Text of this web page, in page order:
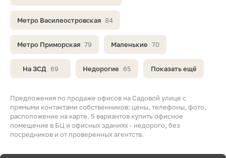
Предложения по продаже офисов на Садовой улице с
прямыми контактами собственников: цены, телефоны, фото,
расположение на карте. 5 вариантов купить офисное
помещение в БЦ и офисных зданиях - недорого, без
посредников и от проверенных агентств.
Метро Василеостровская 84
Метро Приморская 79 Маленькие 70
На ЗСД 69 Недорогие 65 Показать ещё